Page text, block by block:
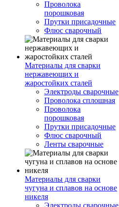
Проволока
порошковая
Прутки присадочные
Флюс сварочный
Материалы для сварки
нержавеющих и
жаростойких сталей
Электроды сварочные
Проволока сплошная
Проволока
порошковая
Прутки присадочные
Флюс сварочный
Ленты сварочные
Материалы для сварки
чугуна и сплавов на основе
никеля
Электроды сварочные